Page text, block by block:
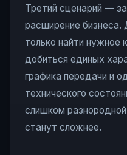
Третий сценарий —
расширение бизнеса.
только найти нужное
добиться единых
графика передачи и
технического
слишком
станут сложнее.